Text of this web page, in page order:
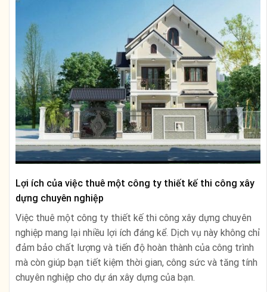
Lợi ích của việc thuê một công ty thiết kế thi công xây
dựng chuyên nghiệp
Việc thuê một công ty thiết kế thi công xây dựng chuyên
nghiệp mang lại nhiều lợi ích đáng kể. Dịch vụ này không chỉ
đảm bảo chất lượng và tiến độ hoàn thành của công trình
mà còn giúp bạn tiết kiệm thời gian, công sức và tăng tính
chuyên nghiệp cho dự án xây dựng của bạn.